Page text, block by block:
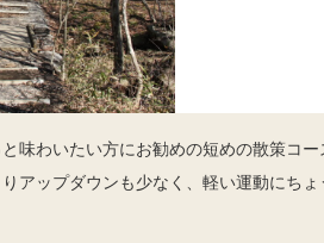
味わいたい方にお勧めの短めの散策コー
アップダウンも少なく、軽い運動にち